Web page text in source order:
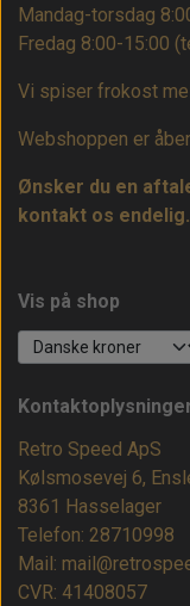
Mandag-torsdag
Fredag 8:00-15:00
Vi spiser frokost
Webshoppen er
Ønsker du en
kontakt os endelig.
Vis på shop
Retro Speed ApS
Kølsmosevej 6,
8361 Hasselager
Telefon: 28710998
Mail:
CVR: 41408057